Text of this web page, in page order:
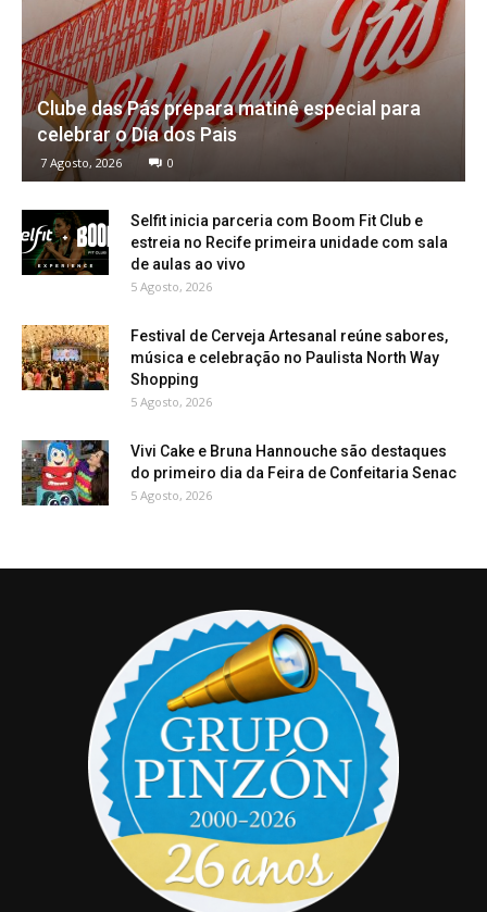
Clube das Pás prepara matinê especial para
celebrar o Dia dos Pais
7 Agosto, 2026 0
Selfit inicia parceria com Boom Fit Club e
estreia no Recife primeira unidade com sala
de aulas ao vivo
5 Agosto, 2026
Festival de Cerveja Artesanal reúne sabores,
música e celebração no Paulista North Way
Shopping
5 Agosto, 2026
Vivi Cake e Bruna Hannouche são destaques
do primeiro dia da Feira de Confeitaria Senac
5 Agosto, 2026